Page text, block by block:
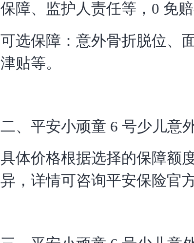
保障、监护人责任等，0 免
可选保障：意外骨折脱位、
津贴等。
二、平安小顽童 6 号少儿意
具体价格根据选择的保障额
异，详情可咨询平安保险官